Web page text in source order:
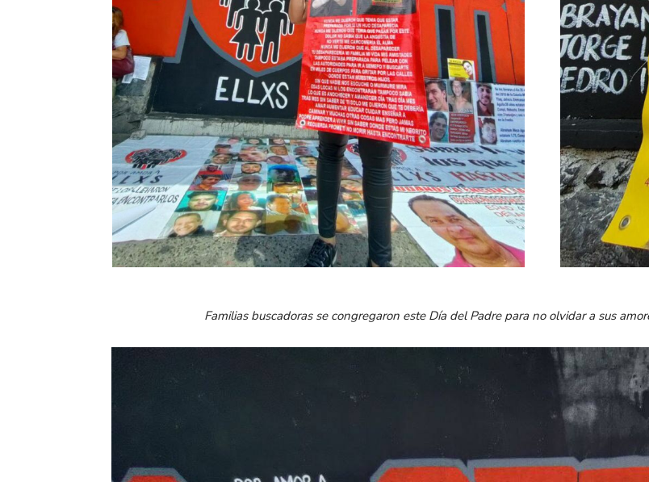
Familias buscadoras se congregaron este Día del Padre para no olvidar a sus